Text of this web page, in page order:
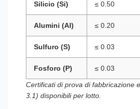
Silicio (Si) ≤ 0.50
Alumini (Al) ≤ 0.20
Sulfuro (S) ≤ 0.03
Fosforo (P) ≤ 0.03
Certificati di prova di fabbricazione
3.1) disponibili per lotto.